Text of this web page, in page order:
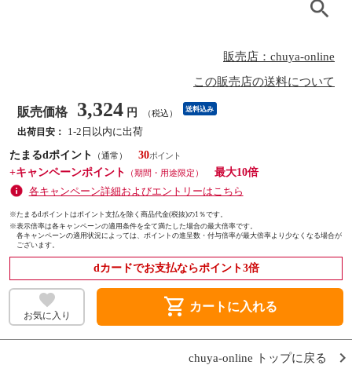
販売店：chuya-online
この販売店の送料について
販売価格 3,324 円 （税込） 送料込み
出荷目安：
1-2日以内に出荷
たまるdポイント
（通常）
30
+キャンペーンポイント
（期間・用途限定）
最大10倍
各キャンペーン詳細およびエントリーはこちら
※たまるdポイントはポイント支払を除く商品代金(税抜)の1％です。
※表示倍率は各キャンペーンの適用条件を全て満たした場合の最大倍率です。
各キャンペーンの適用状況によっては、ポイントの進呈数・付与倍率が最大倍率より少なくなる場合が
ございます。
dカードでお支払ならポイント3倍
お気に入り shopping_cart カートに入れる
chuya-online トップに戻る